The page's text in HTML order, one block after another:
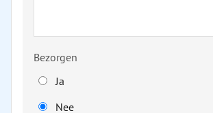
Bezorgen
Ja
Nee